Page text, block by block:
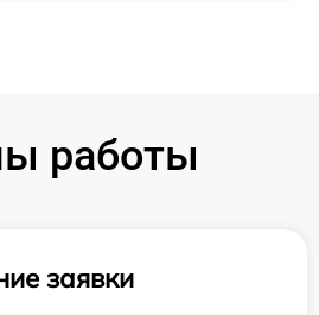
работы
заявки